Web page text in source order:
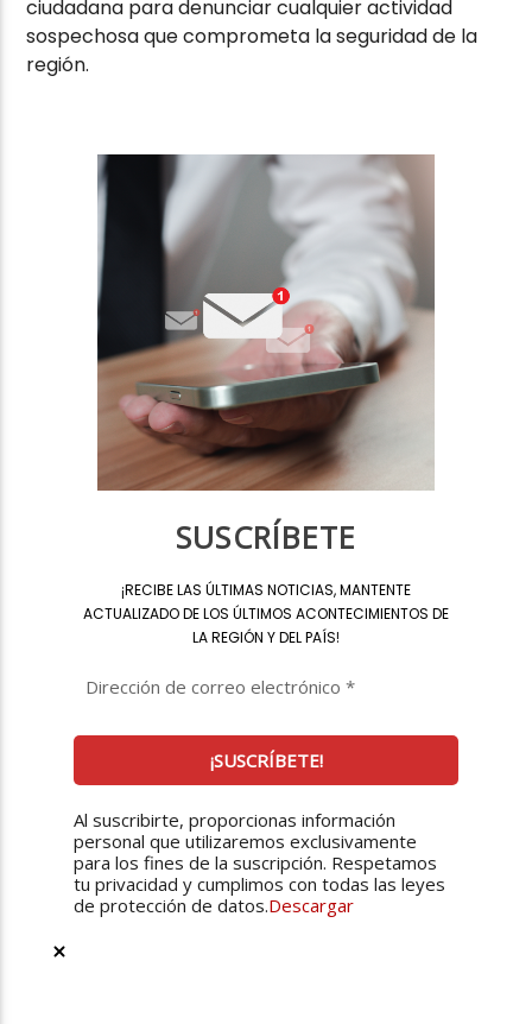
ciudadana para denunciar cualquier actividad
sospechosa que comprometa la seguridad de la
región.
SUSCRÍBETE
¡RECIBE LAS ÚLTIMAS NOTICIAS, MANTENTE
ACTUALIZADO DE LOS ÚLTIMOS ACONTECIMIENTOS DE
LA REGIÓN Y DEL PAÍS!
Al suscribirte, proporcionas información
personal que utilizaremos exclusivamente
para los fines de la suscripción. Respetamos
tu privacidad y cumplimos con todas las leyes
de protección de datos.Descargar